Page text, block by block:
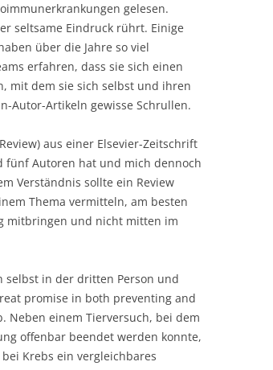
gelesen.
seltsame Eindruck rührt. Einige
über die Jahre so viel
erfahren, dass sie sich einen
mit dem sie sich selbst und ihren
Autor-Artikeln gewisse Schrullen.
aus einer Elsevier-Zeitschrift
fünf Autoren hat und mich dennoch
Verständnis sollte ein Review
Thema vermitteln, am besten
mitbringen und nicht mitten im
selbst in der dritten Person und
promise in both preventing and
Neben einem Tierversuch, bei dem
offenbar beendet werden konnte,
Krebs ein vergleichbares